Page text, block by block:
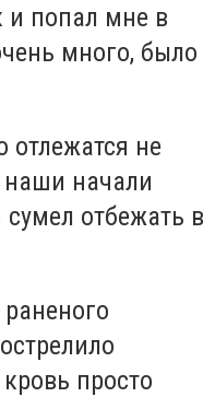
и попал мне в
много, было
отлежатся не
наши начали
отбежать в
просто